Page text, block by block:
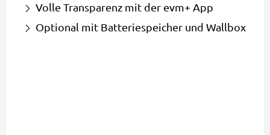
Volle Transparenz mit der evm+ App
Optional mit Batteriespeicher und Wallbox